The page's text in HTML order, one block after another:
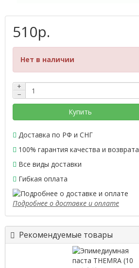
510р.
Нет в наличии
+
−
Купить
Доставка по РФ и СНГ
100% гарантия качества и возврата
Все виды доставки
Гибкая оплата
Подробнее о доставке и оплате
Рекомендуемые товары